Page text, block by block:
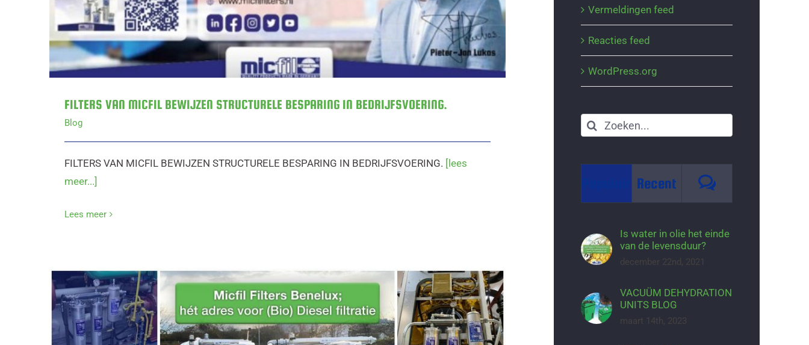
FILTERS VAN MICFIL BEWIJZEN STRUCTURELE BESPARING IN BEDRIJFSVOERING.
Blog
FILTERS VAN MICFIL BEWIJZEN STRUCTURELE BESPARING IN BEDRIJFSVOERING. [lees
meer...]
Lees meer
Vermeldingen feed
Reacties feed
WordPress.org
Zoeken
naar:
Recent Reacties
Is water in olie het einde
van de levensduur?
december 22nd, 2021
VACUÜM DEHYDRATION
UNITS BLOG
maart 14th, 2023